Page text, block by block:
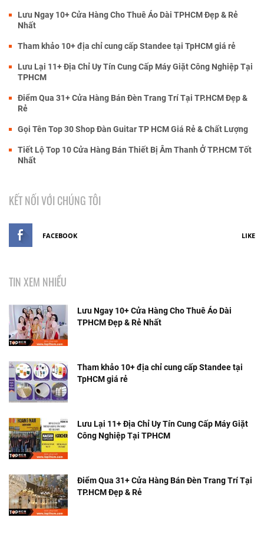
Lưu Ngay 10+ Cửa Hàng Cho Thuê Áo Dài TPHCM Đẹp & Rẻ
Nhất
Tham khảo 10+ địa chỉ cung cấp Standee tại TpHCM giá rẻ
Lưu Lại 11+ Địa Chỉ Uy Tín Cung Cấp Máy Giặt Công Nghiệp Tại
TPHCM
Điểm Qua 31+ Cửa Hàng Bán Đèn Trang Trí Tại TP.HCM Đẹp &
Rẻ
Gọi Tên Top 30 Shop Đàn Guitar TP HCM Giá Rẻ & Chất Lượng
Tiết Lộ Top 10 Cửa Hàng Bán Thiết Bị Âm Thanh Ở TP.HCM Tốt
Nhất
KẾT NỐI VỚI CHÚNG TÔI
FACEBOOK LIKE
TIN XEM NHIỀU
Lưu Ngay 10+ Cửa Hàng Cho Thuê Áo Dài
TPHCM Đẹp & Rẻ Nhất
Tham khảo 10+ địa chỉ cung cấp Standee tại
TpHCM giá rẻ
Lưu Lại 11+ Địa Chỉ Uy Tín Cung Cấp Máy Giặt
Công Nghiệp Tại TPHCM
Điểm Qua 31+ Cửa Hàng Bán Đèn Trang Trí Tại
TP.HCM Đẹp & Rẻ